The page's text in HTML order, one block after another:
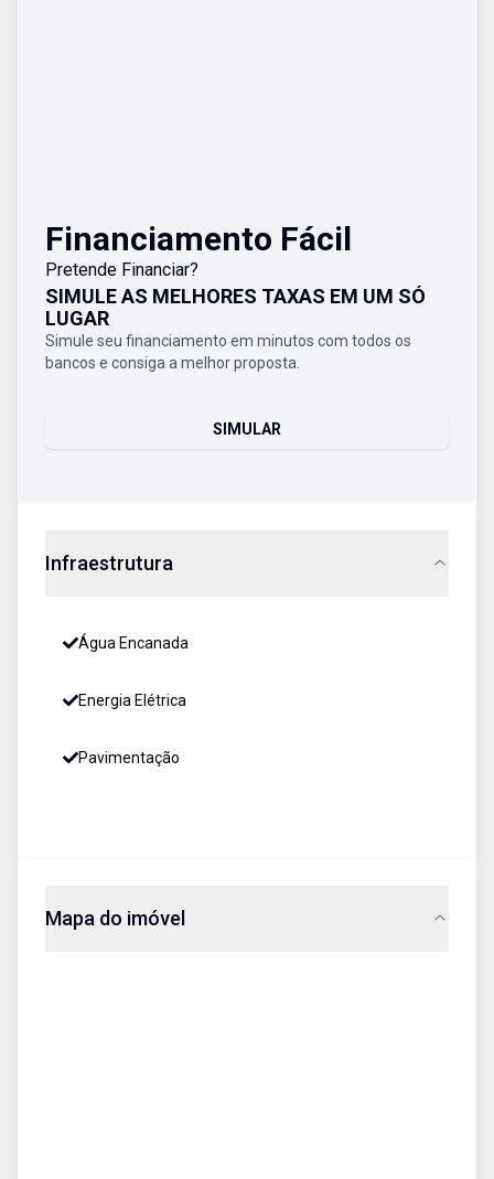
Financiamento Fácil
Pretende Financiar?
SIMULE AS MELHORES TAXAS EM UM SÓ
LUGAR
Simule seu financiamento em minutos com todos os
bancos e consiga a melhor proposta.
SIMULAR
Infraestrutura
Água Encanada
Energia Elétrica
Pavimentação
Mapa do imóvel